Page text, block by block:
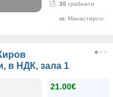
30 грабнати
кв. Манастирски
в НДК, зала 1
21.00€